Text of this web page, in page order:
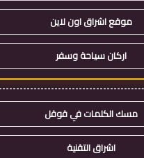
موقع اشراق اون لاين
اركان سياحة وسفر
مسك الكلمات في قوقل
اشراق التقنية